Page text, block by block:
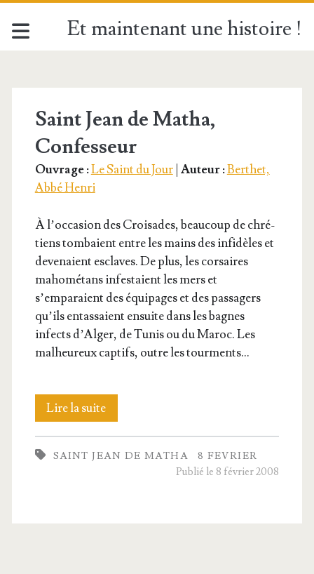
Et maintenant une histoire !
<span>Saint
Jean
de
Matha</span>
Saint Jean de Matha,
Confesseur
Ouvrage :Le Saint du Jour| Auteur :Berthet,
Abbé Henri
À l’oc­ca­sion des Croi­sades, beau­coup de chré­
tiens tom­baient entre les mains des infi­dèles et
deve­naient esclaves. De plus, les cor­saires
maho­mé­tans infes­taient les mers et
s’emparaient des équi­pages et des pas­sa­gers
qu’ils entas­saient ensuite dans les bagnes
infects d’Al­ger, de Tunis ou du Maroc. Les
mal­heu­reux cap­tifs, outre les tourments…
Lire la suiteSaint
Jean
de
SAINT JEAN DE MATHA
8 FEVRIER
Publié le 8 février 2008